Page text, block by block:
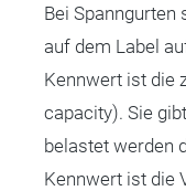
Bei Spanngurten
auf dem Label
Kennwert ist die
capacity). Sie
belastet werden
Kennwert ist die